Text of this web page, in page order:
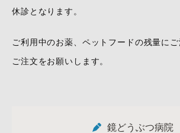
休診となります。
ご利用中のお薬、ペットフードの残量に
ご注文をお願いします。
鏡どうぶつ病院